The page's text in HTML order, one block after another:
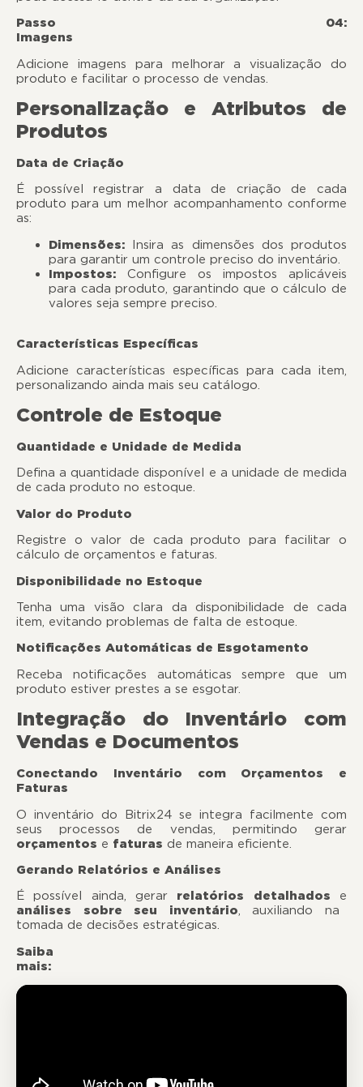
Passo 04:
Adicione imagens para melhorar a visualização do
produto e facilitar o processo de vendas.
Personalização e Atributos de
Produtos
Data de Criação
É possível registrar a data de criação de cada
produto para um melhor acompanhamento conforme
as:
Dimensões: Insira as dimensões dos produtos
para garantir um controle preciso do inventário.
Impostos: Configure os impostos aplicáveis
para cada produto, garantindo que o cálculo de
valores seja sempre preciso.
Características Específicas
Adicione características específicas para cada item,
personalizando ainda mais seu catálogo.
Controle de Estoque
Quantidade e Unidade de Medida
Defina a quantidade disponível e a unidade de medida
de cada produto no estoque.
Valor do Produto
Registre o valor de cada produto para facilitar o
cálculo de orçamentos e faturas.
Disponibilidade no Estoque
Tenha uma visão clara da disponibilidade de cada
item, evitando problemas de falta de estoque.
Notificações Automáticas de Esgotamento
Receba notificações automáticas sempre que um
produto estiver prestes a se esgotar.
Integração do Inventário com
Vendas e Documentos
Conectando Inventário com Orçamentos e
Faturas
O inventário do Bitrix24 se integra facilmente com
seus processos de vendas, permitindo gerar
orçamentos e faturas de maneira eficiente.
Gerando Relatórios e Análises
É possível ainda, gerar relatórios detalhados e
análises sobre seu inventário, auxiliando na
tomada de decisões estratégicas.
Saiba
mais: